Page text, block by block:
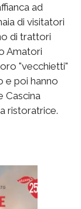
ad
di visitatori
di trattori
Amatori
"vecchietti"
e poi hanno
Cascina
ristoratrice.